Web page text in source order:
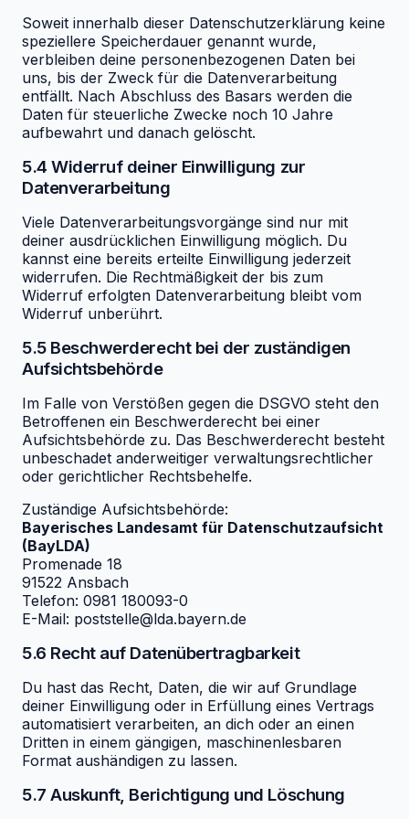
Soweit innerhalb dieser Datenschutzerklärung keine
speziellere Speicherdauer genannt wurde,
verbleiben deine personenbezogenen Daten bei
uns, bis der Zweck für die Datenverarbeitung
entfällt. Nach Abschluss des Basars werden die
Daten für steuerliche Zwecke noch 10 Jahre
aufbewahrt und danach gelöscht.
5.4 Widerruf deiner Einwilligung zur
Datenverarbeitung
Viele Datenverarbeitungsvorgänge sind nur mit
deiner ausdrücklichen Einwilligung möglich. Du
kannst eine bereits erteilte Einwilligung jederzeit
widerrufen. Die Rechtmäßigkeit der bis zum
Widerruf erfolgten Datenverarbeitung bleibt vom
Widerruf unberührt.
5.5 Beschwerderecht bei der zuständigen
Aufsichtsbehörde
Im Falle von Verstößen gegen die DSGVO steht den
Betroffenen ein Beschwerderecht bei einer
Aufsichtsbehörde zu. Das Beschwerderecht besteht
unbeschadet anderweitiger verwaltungsrechtlicher
oder gerichtlicher Rechtsbehelfe.
Zuständige Aufsichtsbehörde:
Bayerisches Landesamt für Datenschutzaufsicht
(BayLDA)
Promenade 18
91522 Ansbach
Telefon: 0981 180093-0
E-Mail: poststelle@lda.bayern.de
5.6 Recht auf Datenübertragbarkeit
Du hast das Recht, Daten, die wir auf Grundlage
deiner Einwilligung oder in Erfüllung eines Vertrags
automatisiert verarbeiten, an dich oder an einen
Dritten in einem gängigen, maschinenlesbaren
Format aushändigen zu lassen.
5.7 Auskunft, Berichtigung und Löschung